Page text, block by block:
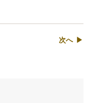
次へ ▶